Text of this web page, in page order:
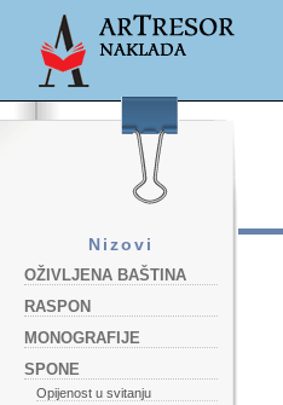
Nizovi
OŽIVLJENA BAŠTINA
RASPON
MONOGRAFIJE
SPONE
Opijenost u svitanju